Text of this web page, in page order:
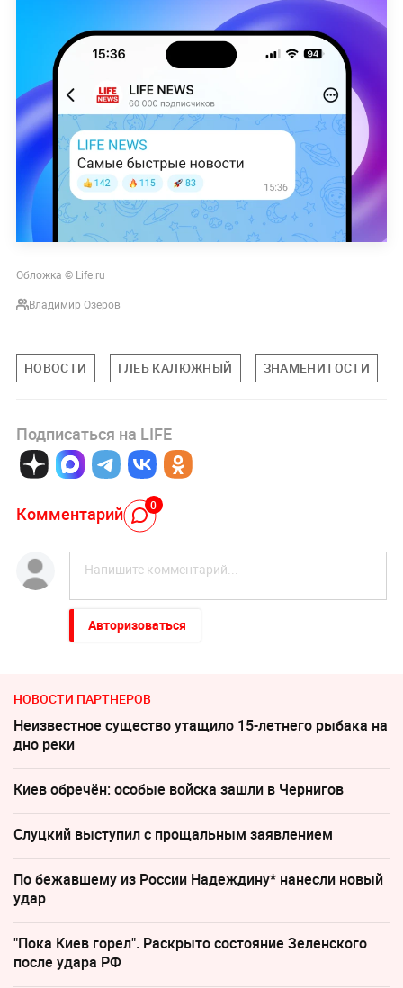
Обложка © Life.ru
Владимир Озеров
НОВОСТИ ГЛЕБ КАЛЮЖНЫЙ ЗНАМЕНИТОСТИ
Подписаться на LIFE
Комментарий 0
Авторизоваться
НОВОСТИ ПАРТНЕРОВ
Неизвестное существо утащило 15-летнего рыбака на
дно реки
Киев обречён: особые войска зашли в Чернигов
Слуцкий выступил с прощальным заявлением
По бежавшему из России Надеждину* нанесли новый
удар
"Пока Киев горел". Раскрыто состояние Зеленского
после удара РФ